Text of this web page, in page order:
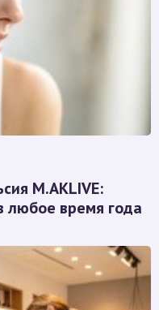
M.AKLIVE:
любое время года